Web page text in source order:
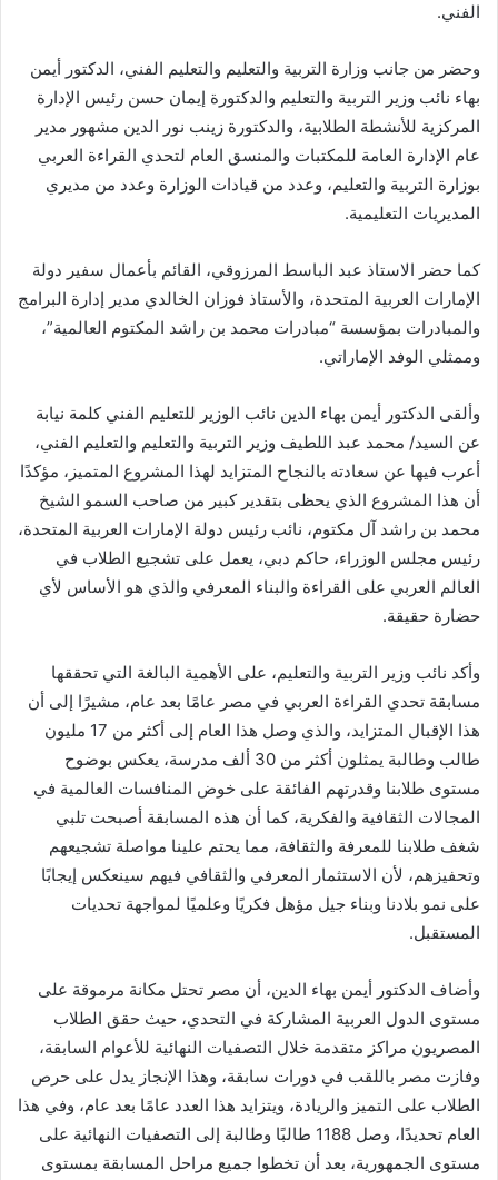
الفني.
وحضر من جانب وزارة التربية والتعليم والتعليم الفني، الدكتور أيمن
بهاء نائب وزير التربية والتعليم والدكتورة إيمان حسن رئيس الإدارة
المركزية للأنشطة الطلابية، والدكتورة زينب نور الدين مشهور مدير
عام الإدارة العامة للمكتبات والمنسق العام لتحدي القراءة العربي
بوزارة التربية والتعليم، وعدد من قيادات الوزارة وعدد من مديري
المديريات التعليمية.
كما حضر الاستاذ عبد الباسط المرزوقي، القائم بأعمال سفير دولة
الإمارات العربية المتحدة، والأستاذ فوزان الخالدي مدير إدارة البرامج
والمبادرات بمؤسسة “مبادرات محمد بن راشد المكتوم العالمية”،
وممثلي الوفد الإماراتي.
وألقى الدكتور أيمن بهاء الدين نائب الوزير للتعليم الفني كلمة نيابة
عن السيد/ محمد عبد اللطيف وزير التربية والتعليم والتعليم الفني،
أعرب فيها عن سعادته بالنجاح المتزايد لهذا المشروع المتميز، مؤكدًا
أن هذا المشروع الذي يحظى بتقدير كبير من صاحب السمو الشيخ
محمد بن راشد آل مكتوم، نائب رئيس دولة الإمارات العربية المتحدة،
رئيس مجلس الوزراء، حاكم دبي، يعمل على تشجيع الطلاب في
العالم العربي على القراءة والبناء المعرفي والذي هو الأساس لأي
حضارة حقيقة.
وأكد نائب وزير التربية والتعليم، على الأهمية البالغة التي تحققها
مسابقة تحدي القراءة العربي في مصر عامًا بعد عام، مشيرًا إلى أن
هذا الإقبال المتزايد، والذي وصل هذا العام إلى أكثر من 17 مليون
طالب وطالبة يمثلون أكثر من 30 ألف مدرسة، يعكس بوضوح
مستوى طلابنا وقدرتهم الفائقة على خوض المنافسات العالمية في
المجالات الثقافية والفكرية، كما أن هذه المسابقة أصبحت تلبي
شغف طلابنا للمعرفة والثقافة، مما يحتم علينا مواصلة تشجيعهم
وتحفيزهم، لأن الاستثمار المعرفي والثقافي فيهم سينعكس إيجابًا
على نمو بلادنا وبناء جيل مؤهل فكريًا وعلميًا لمواجهة تحديات
المستقبل.
وأضاف الدكتور أيمن بهاء الدين، أن مصر تحتل مكانة مرموقة على
مستوى الدول العربية المشاركة في التحدي، حيث حقق الطلاب
المصريون مراكز متقدمة خلال التصفيات النهائية للأعوام السابقة،
وفازت مصر باللقب في دورات سابقة، وهذا الإنجاز يدل على حرص
الطلاب على التميز والريادة، ويتزايد هذا العدد عامًا بعد عام، وفي هذا
العام تحديدًا، وصل 1188 طالبًا وطالبة إلى التصفيات النهائية على
مستوى الجمهورية، بعد أن تخطوا جميع مراحل المسابقة بمستوى